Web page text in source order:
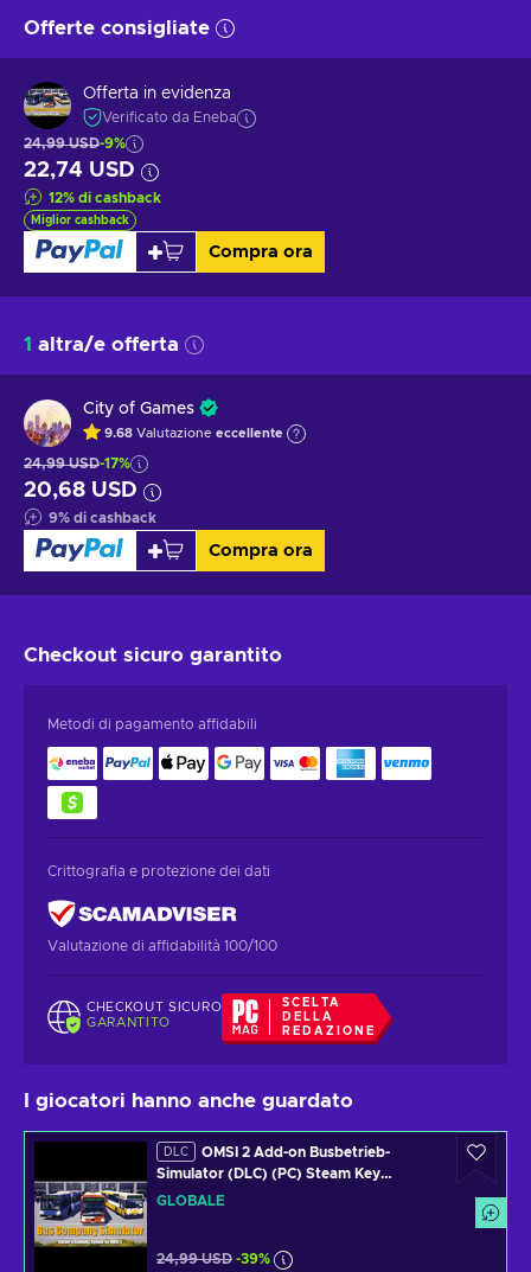
Offerte consigliate
Offerta in evidenza
Verificato da Eneba
24,99 USD-9%
22,74 USD
12% di cashback
Miglior cashback
Compra ora
1 altra/e offerta
City of Games
9.68 Valutazione eccellente
24,99 USD-17%
20,68 USD
9% di cashback
Compra ora
Checkout sicuro garantito
Metodi di pagamento affidabili
Crittografia e protezione dei dati
Valutazione di affidabilità 100/100
CHECKOUT SICURO
GARANTITO
SCELTA
DELLA
REDAZIONE
I giocatori hanno anche guardato
DLC
OMSI 2 Add-on Busbetrieb-
Simulator (DLC) (PC) Steam Key
GLOBAL
GLOBALE
24,99 USD -39%